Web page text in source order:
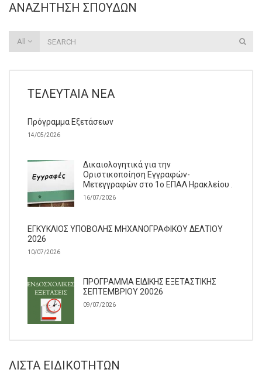
ΑΝΑΖΉΤΗΣΗ ΣΠΟΥΔΏΝ
All
ΤΕΛΕΥΤΑΊΑ ΝΈΑ
Πρόγραμμα Εξετάσεων
14/05/2026
Δικαιολογητικά για την
Οριστικοποίηση Εγγραφών-
Μετεγγραφών στο 1ο ΕΠΑΛ Ηρακλείου .
16/07/2026
ΕΓΚΥΚΛΙΟΣ ΥΠΟΒΟΛΗΣ ΜΗΧΑΝΟΓΡΑΦΙΚΟΥ ΔΕΛΤΙΟΥ
2026
10/07/2026
ΠΡΟΓΡΑΜΜΑ ΕΙΔΙΚΗΣ ΕΞΕΤΑΣΤΙΚΗΣ
ΣΕΠΤΕΜΒΡΙΟΥ 20026
09/07/2026
ΛΊΣΤΑ ΕΙΔΙΚΟΤΉΤΩΝ